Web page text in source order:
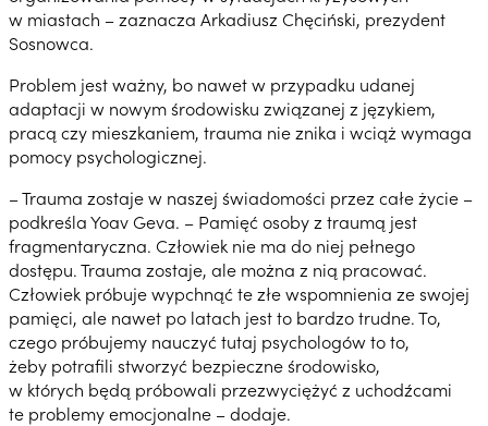
w miastach – zaznacza Arkadiusz Chęciński, prezydent
Sosnowca.
Problem jest ważny, bo nawet w przypadku udanej
adaptacji w nowym środowisku związanej z językiem,
pracą czy mieszkaniem, trauma nie znika i wciąż wymaga
pomocy psychologicznej.
– Trauma zostaje w naszej świadomości przez całe życie –
podkreśla Yoav Geva. – Pamięć osoby z traumą jest
fragmentaryczna. Człowiek nie ma do niej pełnego
dostępu. Trauma zostaje, ale można z nią pracować.
Człowiek próbuje wypchnąć te złe wspomnienia ze swojej
pamięci, ale nawet po latach jest to bardzo trudne. To,
czego próbujemy nauczyć tutaj psychologów to to,
żeby potrafili stworzyć bezpieczne środowisko,
w których będą próbowali przezwyciężyć z uchodźcami
te problemy emocjonalne – dodaje.